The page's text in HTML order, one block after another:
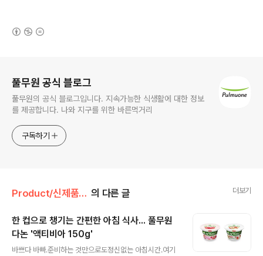
풀무원 공식 블로그
풀무원의 공식 블로그입니다. 지속가능한 식생활에 대한 정보
를 제공합니다. 나와 지구를 위한 바른먹거리
구독하기
Product/신제품 인사드려요! 의 다른 글 더보기
한 컵으로 챙기는 간편한 아침 식사... 풀무원
다논 '액티비아 150g'
바쁘다 바빠.준비하는 것만으로도정신없는 아침시간.여기